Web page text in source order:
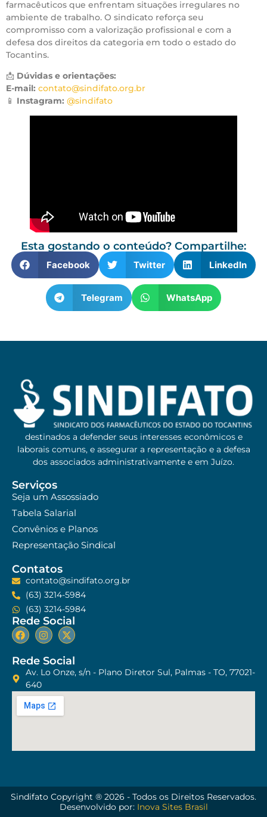
farmacêuticos que enfrentam situações irregulares no
ambiente de trabalho. O sindicato reforça seu
compromisso com a valorização profissional e com a
defesa dos direitos da categoria em todo o estado do
Tocantins.
📩 Dúvidas e orientações:
E-mail: contato@sindifato.org.br
📱 Instagram: @sindifato
Esta gostando o conteúdo? Compartilhe:
Facebook Twitter LinkedIn
Telegram WhatsApp
destinados a defender seus interesses econômicos e
laborais comuns, e assegurar a representação e a defesa
dos associados administrativamente e em Juízo.
Serviços
Seja um Assossiado
Tabela Salarial
Convênios e Planos
Representação Sindical
Contatos
contato@sindifato.org.br
(63) 3214-5984
(63) 3214-5984
Rede Social
Rede Social
Av. Lo Onze, s/n - Plano Diretor Sul, Palmas - TO, 77021-
640
Sindifato Copyright ® 2026 - Todos os Direitos Reservados.
Desenvolvido por: Inova Sites Brasil